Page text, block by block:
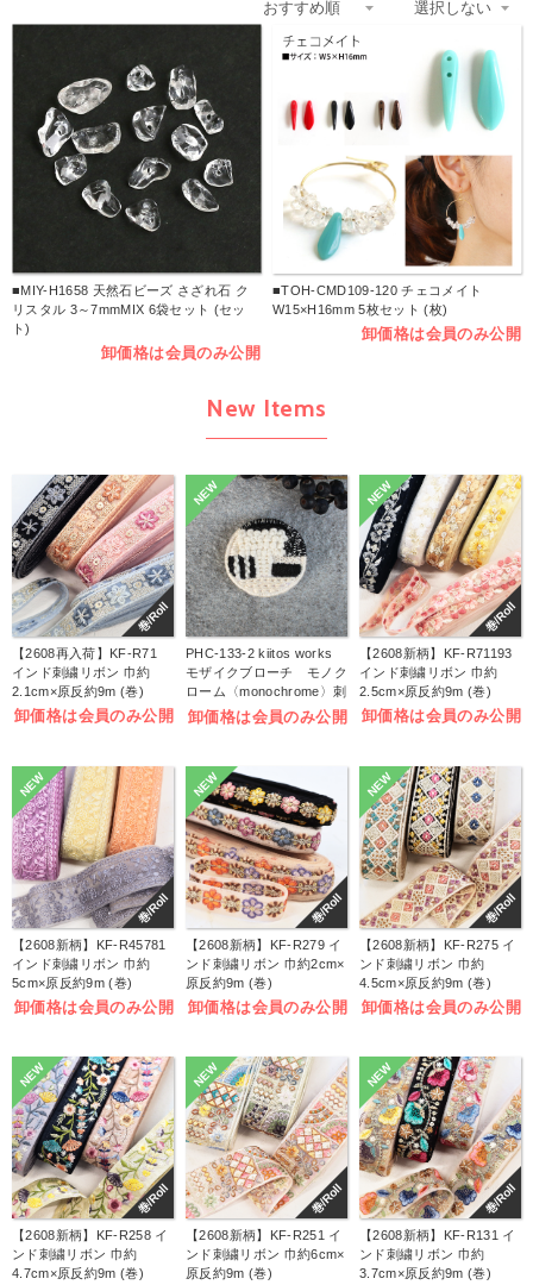
■MIY-H1658 天然石ビーズ さざれ石 ク
リスタル 3～7mmMIX 6袋セット (セッ
ト)
卸価格は会員のみ公開
■TOH-CMD109-120 チェコメイト
W15×H16mm 5枚セット (枚)
卸価格は会員のみ公開
New Items
巻/Roll
【2608再入荷】KF-R71
インド刺繍リボン 巾約
2.1cm×原反約9m (巻)
卸価格は会員のみ公開
NEW
PHC-133-2 kiitos works
モザイクブローチ モノク
ローム〈monochrome〉刺
しゅうキット (袋)
卸価格は会員のみ公開
巻/Roll
NEW
【2608新柄】KF-R71193
インド刺繍リボン 巾約
2.5cm×原反約9m (巻)
卸価格は会員のみ公開
NEW
巻/Roll
【2608新柄】KF-R45781
インド刺繍リボン 巾約
5cm×原反約9m (巻)
卸価格は会員のみ公開
巻/Roll
NEW
【2608新柄】KF-R279 イ
ンド刺繍リボン 巾約2cm×
原反約9m (巻)
卸価格は会員のみ公開
巻/Roll
NEW
【2608新柄】KF-R275 イ
ンド刺繍リボン 巾約
4.5cm×原反約9m (巻)
卸価格は会員のみ公開
NEW
巻/Roll
【2608新柄】KF-R258 イ
ンド刺繍リボン 巾約
4.7cm×原反約9m (巻)
NEW
巻/Roll
【2608新柄】KF-R251 イ
ンド刺繍リボン 巾約6cm×
原反約9m (巻)
NEW
巻/Roll
【2608新柄】KF-R131 イ
ンド刺繍リボン 巾約
3.7cm×原反約9m (巻)